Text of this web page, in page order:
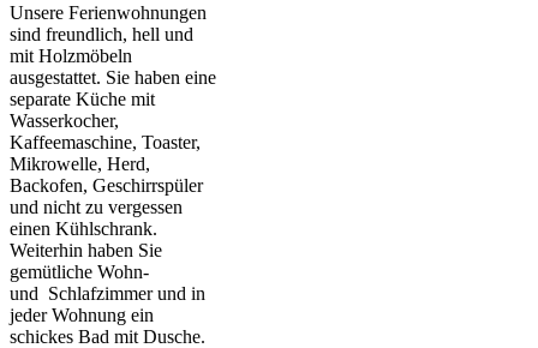
Unsere Ferienwohnungen
sind freundlich, hell und
mit Holzmöbeln
ausgestattet. Sie haben eine
separate Küche mit
Wasserkocher,
Kaffeemaschine, Toaster,
Mikrowelle, Herd,
Backofen, Geschirrspüler
und nicht zu vergessen
einen Kühlschrank.
Weiterhin haben Sie
gemütliche Wohn-
und Schlafzimmer und in
jeder Wohnung ein
schickes Bad mit Dusche.